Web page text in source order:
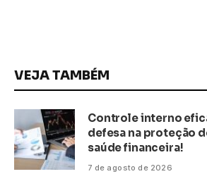
VEJA TAMBÉM
Controle interno
defesa na proteção
saúde financeira!
7 de agosto de 2026